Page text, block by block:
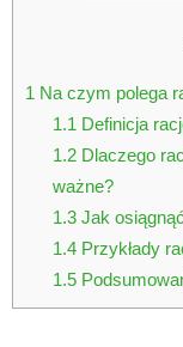
1 Na czym polega
1.1 Definicja
1.2Dlaczego
ważne?
1.3Jak
1.4Przykłady
1.5